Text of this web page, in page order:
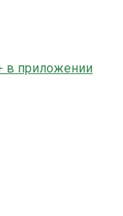
в приложении